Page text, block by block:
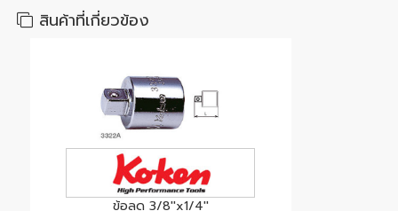
สินค้าที่เกี่ยวข้อง
ข้อลด 3/8''x1/4''